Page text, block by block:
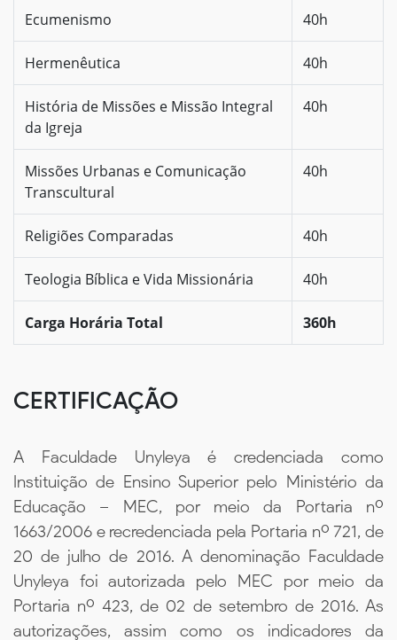
Ecumenismo 40h
Hermenêutica 40h
História de Missões e Missão Integral
da Igreja
40h
Missões Urbanas e Comunicação
Transcultural
40h
Religiões Comparadas 40h
Teologia Bíblica e Vida Missionária 40h
Carga Horária Total 360h
CERTIFICAÇÃO
A Faculdade Unyleya é credenciada como
Instituição de Ensino Superior pelo Ministério da
Educação – MEC, por meio da Portaria nº
1663/2006 e recredenciada pela Portaria nº 721, de
20 de julho de 2016. A denominação Faculdade
Unyleya foi autorizada pelo MEC por meio da
Portaria nº 423, de 02 de setembro de 2016. As
autorizações, assim como os indicadores da